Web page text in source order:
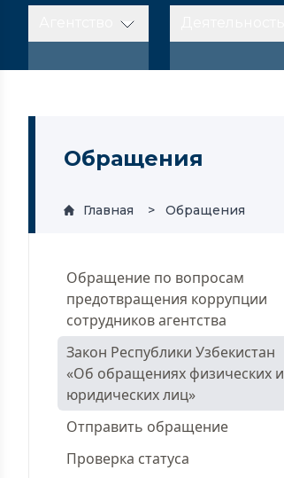
Обращения
Главная Обращения
Обращение по вопросам
предотвращения коррупции
сотрудников агентства
Закон Республики Узбекистан
«Об обращениях физических и
юридических лиц»
Отправить обращение
Проверка статуса